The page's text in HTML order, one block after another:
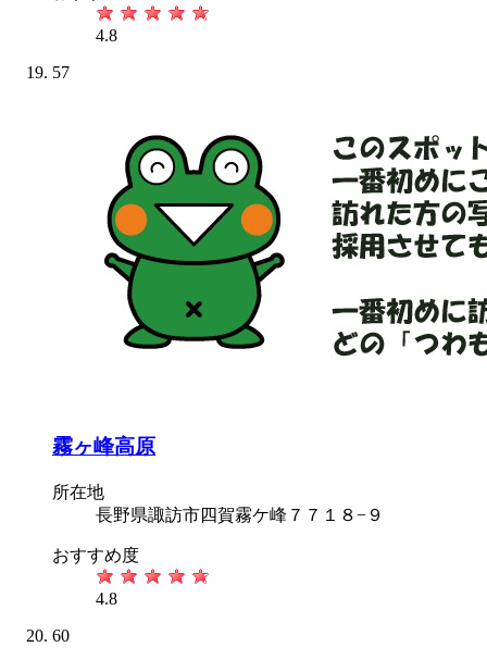
4.8
57
霧ヶ峰高原
所在地
長野県諏訪市四賀霧ケ峰７７１８−９
おすすめ度
4.8
60